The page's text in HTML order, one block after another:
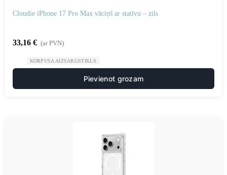
Cloudie iPhone 17 Pro Max vāciņš ar statīvu – zils
33,16 € (ar PVN)
KORPUSA AIZSARGSTIKLS
Pievienot grozam